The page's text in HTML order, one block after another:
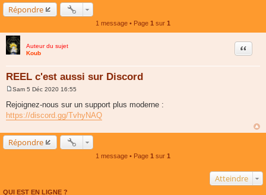
Répondre
1 message • Page 1 sur 1
Auteur du sujet
Koub
REEL c'est aussi sur Discord
Citer
e
s
s
e
Sam 5 Déc 2020 16:55
Rejoignez-nous sur un support plus moderne :
https://discord.gg/TvhyNAQ
Répondre
1 message • Page 1 sur 1
Atteindre
QUI EST EN LIGNE ?